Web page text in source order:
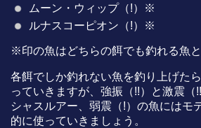
ムーン・ウィップ（!）※
ルナスコーピオン（!）※
※印の魚はどちらの餌でも釣れる魚と
各餌でしか釣れない魚を釣り上げた
っていきますが、強振（!!）と激震（
シャスルアー、弱震（!）の魚にはモ
的に使っていきましょう。